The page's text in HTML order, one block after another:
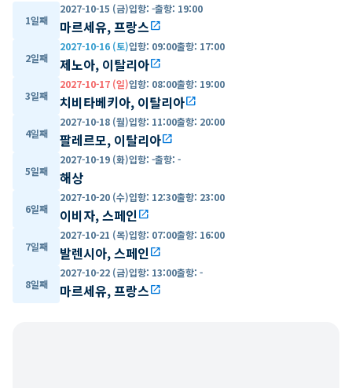
1일째
2027-10-15 (금)입항: -출항: 19:00
마르세유, 프랑스open_in_new
2일째
2027-10-16 (토)입항: 09:00출항: 17:00
제노아, 이탈리아open_in_new
3일째
2027-10-17 (일)입항: 08:00출항: 19:00
치비타베키아, 이탈리아open_in_new
4일째
2027-10-18 (월)입항: 11:00출항: 20:00
팔레르모, 이탈리아open_in_new
5일째
2027-10-19 (화)입항: -출항: -
해상
6일째
2027-10-20 (수)입항: 12:30출항: 23:00
이비자, 스페인open_in_new
7일째
2027-10-21 (목)입항: 07:00출항: 16:00
발렌시아, 스페인open_in_new
8일째
2027-10-22 (금)입항: 13:00출항: -
마르세유, 프랑스open_in_new